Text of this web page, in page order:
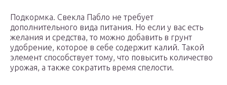
Подкормка. Свекла Пабло не требует
дополнительного вида питания. Но если у вас есть
желания и средства, то можно добавить в грунт
удобрение, которое в себе содержит калий. Такой
элемент способствует тому, что повысить количество
урожая, а также сократить время спелости.